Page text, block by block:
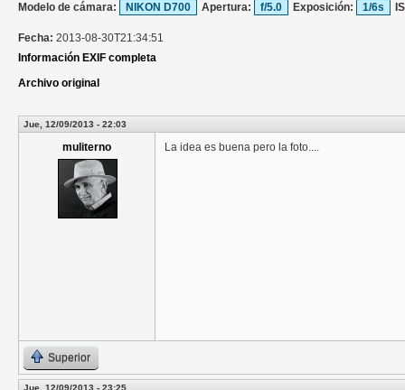
Modelo de cámara: NIKON D700 Apertura: f/5.0 Exposición: 1/6s
Fecha: 2013-08-30T21:34:51
Información EXIF completa
Archivo original
Jue, 12/09/2013 - 22:03
muliterno La idea es buena pero la foto....
Superior